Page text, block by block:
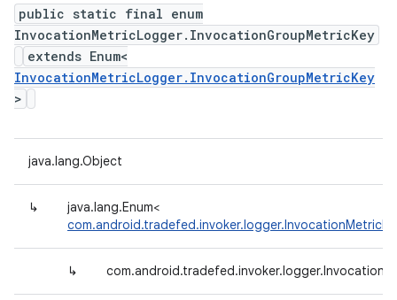
public static final enum
InvocationMetricLogger.InvocationGroupMetricKey
extends Enum<
InvocationMetricLogger.InvocationGroupMetricKey
>
java.lang.Object
↳
java.lang.Enum<
↳